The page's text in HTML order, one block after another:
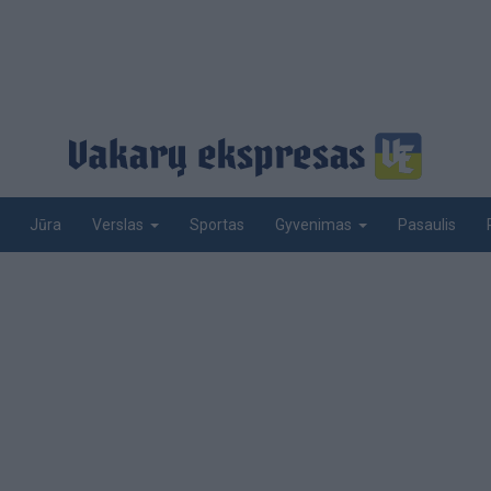
Jūra Verslas Sportas Gyvenimas Pasaulis